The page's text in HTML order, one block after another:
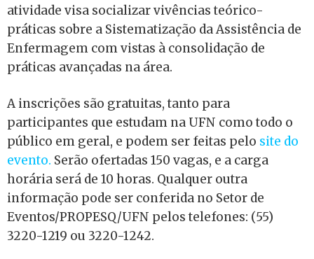
atividade visa socializar vivências teórico-
práticas sobre a Sistematização da Assistência de
Enfermagem com vistas à consolidação de
práticas avançadas na área.
A inscrições são gratuitas, tanto para
participantes que estudam na UFN como todo o
público em geral, e podem ser feitas pelo site do
evento. Serão ofertadas 150 vagas, e a carga
horária será de 10 horas. Qualquer outra
informação pode ser conferida no Setor de
Eventos/PROPESQ/UFN pelos telefones: (55)
3220-1219 ou 3220-1242.